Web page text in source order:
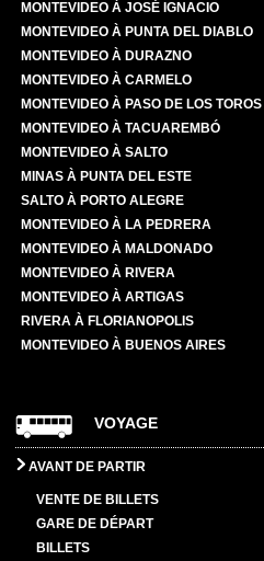
MONTEVIDEO À JOSÉ IGNACIO
MONTEVIDEO À PUNTA DEL DIABLO
MONTEVIDEO À DURAZNO
MONTEVIDEO À CARMELO
MONTEVIDEO À PASO DE LOS TOROS
MONTEVIDEO À TACUAREMBÓ
MONTEVIDEO À SALTO
MINAS À PUNTA DEL ESTE
SALTO À PORTO ALEGRE
MONTEVIDEO À LA PEDRERA
MONTEVIDEO À MALDONADO
MONTEVIDEO À RIVERA
MONTEVIDEO À ARTIGAS
RIVERA À FLORIANOPOLIS
MONTEVIDEO À BUENOS AIRES
VOYAGE
AVANT DE PARTIR
VENTE DE BILLETS
GARE DE DÉPART
BILLETS